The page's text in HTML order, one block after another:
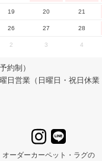
19 20 21
26 27 28
2 3 4
約制）
日営業（日曜日・祝日休
オーダーカーペット・ラグの